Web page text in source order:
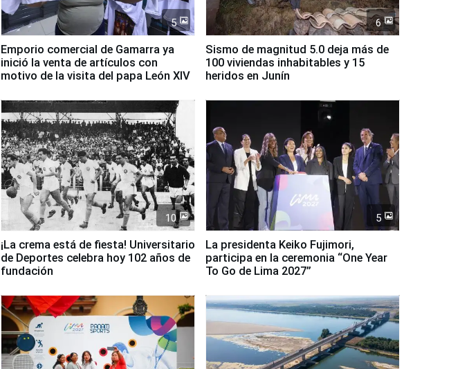
5
Emporio comercial de Gamarra ya
inició la venta de artículos con
motivo de la visita del papa León XIV
6
Sismo de magnitud 5.0 deja más de
100 viviendas inhabitables y 15
heridos en Junín
10
¡La crema está de fiesta! Universitario
de Deportes celebra hoy 102 años de
fundación
5
La presidenta Keiko Fujimori,
participa en la ceremonia “One Year
To Go de Lima 2027”